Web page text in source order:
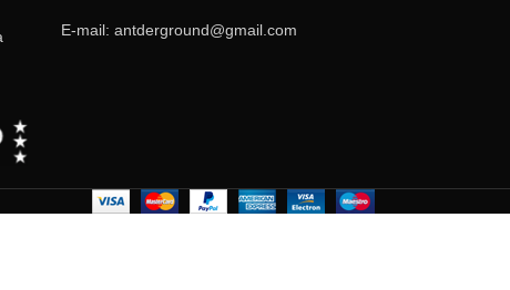
E-mail: antderground@gmail.com